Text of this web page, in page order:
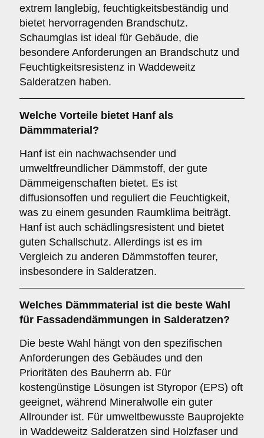
extrem langlebig, feuchtigkeitsbeständig und
bietet hervorragenden Brandschutz.
Schaumglas ist ideal für Gebäude, die
besondere Anforderungen an Brandschutz und
Feuchtigkeitsresistenz in Waddeweitz
Salderatzen haben.
Welche Vorteile bietet Hanf als
Dämmmaterial?
Hanf ist ein nachwachsender und
umweltfreundlicher Dämmstoff, der gute
Dämmeigenschaften bietet. Es ist
diffusionsoffen und reguliert die Feuchtigkeit,
was zu einem gesunden Raumklima beiträgt.
Hanf ist auch schädlingsresistent und bietet
guten Schallschutz. Allerdings ist es im
Vergleich zu anderen Dämmstoffen teurer,
insbesondere in Salderatzen.
Welches Dämmmaterial ist die beste Wahl
für Fassadendämmungen in Salderatzen?
Die beste Wahl hängt von den spezifischen
Anforderungen des Gebäudes und den
Prioritäten des Bauherrn ab. Für
kostengünstige Lösungen ist Styropor (EPS) oft
geeignet, während Mineralwolle ein guter
Allrounder ist. Für umweltbewusste Bauprojekte
in Waddeweitz Salderatzen sind Holzfaser und